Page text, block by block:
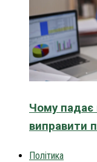
Чому падає
виправити
Політика